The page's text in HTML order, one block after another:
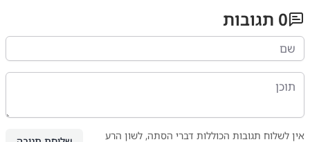
0 תגובות
אין לשלוח תגובות הכוללות דברי הסתה, לשון הרע